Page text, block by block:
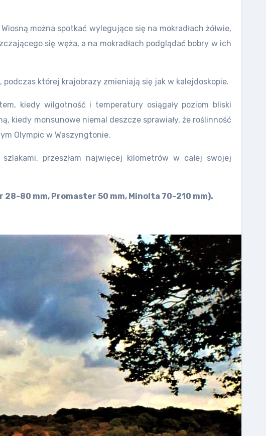
można spotkać wylegujące się na mokradłach żółwie,
się węża, a na mokradłach podglądać bobry w ich
której krajobrazy zmieniają się jak w kalejdoskopie.
kiedy wilgotność i temperatury osiągały poziom bliski
kiedy monsunowe niemal deszcze sprawiały, że roślinność
Olympic w Waszyngtonie.
przeszłam najwięcej kilometrów w całej swojej
80 mm, Promaster 50 mm, Minolta 70-210 mm).